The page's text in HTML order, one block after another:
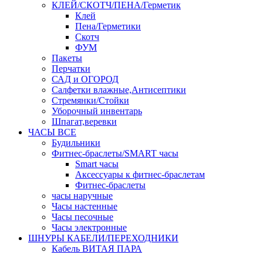
КЛЕЙ/СКОТЧ/ПЕНА/Герметик
Клей
Пена/Герметики
Скотч
ФУМ
Пакеты
Перчатки
САД и ОГОРОД
Салфетки влажные,Антисептики
Стремянки/Стойки
Уборочный инвентарь
Шпагат,веревки
ЧАСЫ ВСЕ
Будильники
Фитнес-браслеты/SMART часы
Smart часы
Аксессуары к фитнес-браслетам
Фитнес-браслеты
часы наручные
Часы настенные
Часы песочные
Часы электронные
ШНУРЫ КАБЕЛИ/ПЕРЕХОДНИКИ
Кабель ВИТАЯ ПАРА